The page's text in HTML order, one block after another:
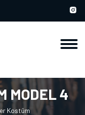
MODEL 4
Kostüm